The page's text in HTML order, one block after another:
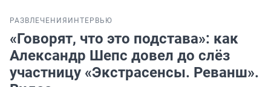
РАЗВЛЕЧЕНИЯ ИНТЕРВЬЮ
«Говорят, что это подстава»: как
Александр Шепс довел до слёз
участницу «Экстрасенсы. Реванш».